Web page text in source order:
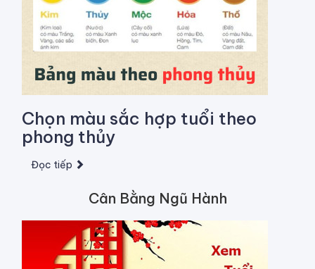
Chọn màu sắc hợp tuổi theo
phong thủy
Đọc tiếp
Cân Bằng Ngũ Hành